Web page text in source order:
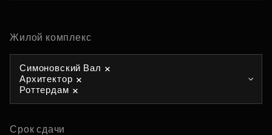
Жилой комплекс
Симоновский Вал
Архитектор
Роттердам
Срок сдачи